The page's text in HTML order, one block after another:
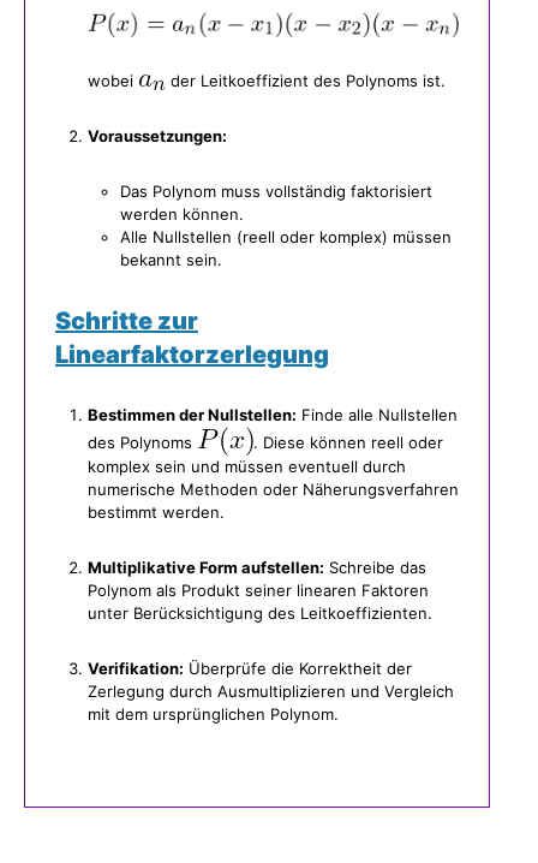
wobei ​ der Leitkoeffizient des Polynoms ist.
Voraussetzungen:
Das Polynom muss vollständig faktorisiert
werden können.
Alle Nullstellen (reell oder komplex) müssen
bekannt sein.
Schritte zur
Linearfaktorzerlegung
Bestimmen der Nullstellen: Finde alle Nullstellen
des Polynoms
. Diese können reell oder
komplex sein und müssen eventuell durch
numerische Methoden oder Näherungsverfahren
bestimmt werden.
Multiplikative Form aufstellen: Schreibe das
Polynom als Produkt seiner linearen Faktoren
unter Berücksichtigung des Leitkoeffizienten.
Verifikation: Überprüfe die Korrektheit der
Zerlegung durch Ausmultiplizieren und Vergleich
mit dem ursprünglichen Polynom.